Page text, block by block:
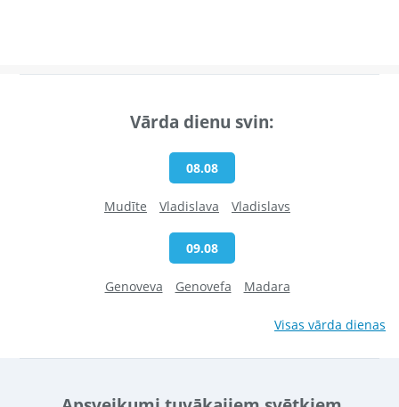
Vārda dienu svin:
08.08
Mudīte Vladislava Vladislavs
09.08
Genoveva Genovefa Madara
Visas vārda dienas